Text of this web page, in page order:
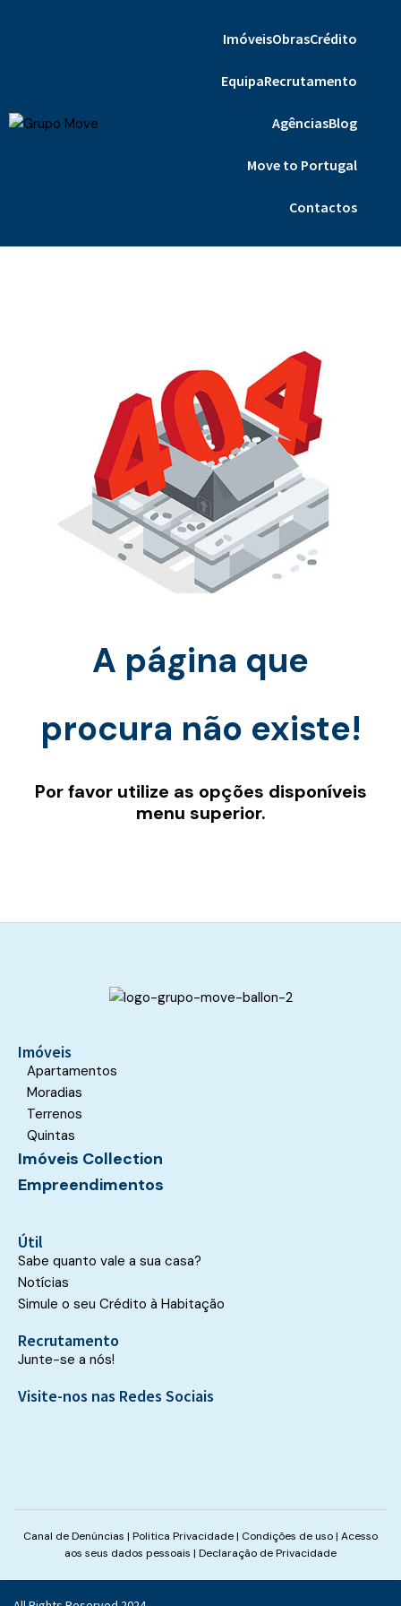
ImóveisObrasCrédito
EquipaRecrutamento
AgênciasBlog
Move to Portugal
Contactos
A página que
procura não existe!
Por favor utilize as opções disponíveis
menu superior.
Imóveis
Apartamentos
Moradias
Terrenos
Quintas
Imóveis Collection
Empreendimentos
Útil
Sabe quanto vale a sua casa?
Notícias
Simule o seu Crédito à Habitação
Recrutamento
Junte-se a nós!
Visite-nos nas Redes Sociais
Canal de Denúncias | Politica Privacidade| Condições de uso| Acesso
aos seus dados pessoais | Declaração de Privacidade